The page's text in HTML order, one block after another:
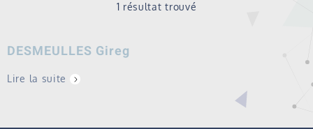
1 résultat trouvé
DESMEULLES Gireg
Lire la suite